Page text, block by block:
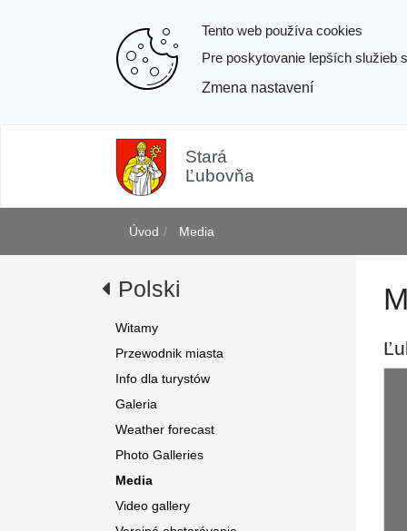
Tento web používa cookies
Pre poskytovanie lepších
Zmena nastavení
Stará
Ľubovňa
Úvod Media
Polski
Witamy
Przewodnik miasta
Info dla turystów
Galeria
Weather forecast
Photo Galleries
Media
Video gallery